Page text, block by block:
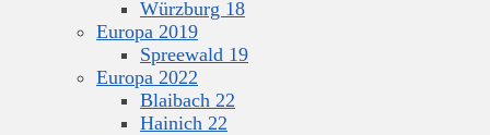
Würzburg 18
Europa 2019
Spreewald 19
Europa 2022
Blaibach 22
Hainich 22